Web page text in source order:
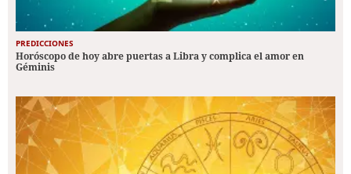
PREDICCIONES
Horóscopo de hoy abre puertas a Libra y complica el amor en
Géminis